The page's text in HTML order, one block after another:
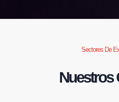
Sectores De
Nuestros